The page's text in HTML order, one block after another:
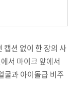
캡션 없이 한 장의 사
서 마이크 앞에서
굴과 아이돌급 비주